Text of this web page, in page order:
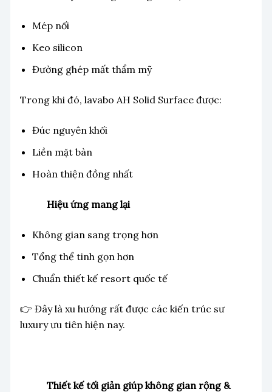
Mép nối
Keo silicon
Đường ghép mất thẩm mỹ
Trong khi đó, lavabo AH Solid Surface được:
Đúc nguyên khối
Liền mặt bàn
Hoàn thiện đồng nhất
Hiệu ứng mang lại
Không gian sang trọng hơn
Tổng thể tinh gọn hơn
Chuẩn thiết kế resort quốc tế
👉 Đây là xu hướng rất được các kiến trúc sư
luxury ưu tiên hiện nay.
Thiết kế tối giản giúp không gian rộng &